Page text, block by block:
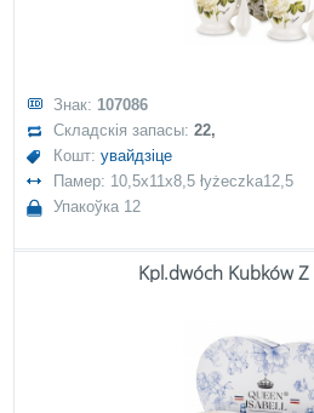
Знак: 107086
Складскія запасы:22,
Кошт:увайдзіце
Памер: 10,5x11x8,5 łyżeczka12,5
Упакоўка 12
Kpl.dwóch Kubków Z